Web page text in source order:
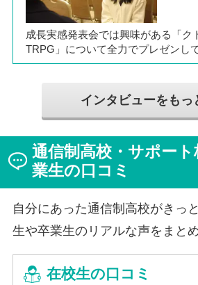
せる学校生活について語ってくれま
成長実感発表会では興味がある「ク
TRPG」について全力でプレゼンし
は、全日制高校での生活の中で体調
トやスクーリングをこなしながら、
ようになった2か月を振り返ってお
「通信制高校は家で一人で勉強する
ジを持っていた田中さんですが、キ
（先生）や仲間に囲まれる中で、
わったと言います。
インタビューをもっ
通信制高校・サポー
業生の口コミ
自分にあった通信制高校がきっ
生や卒業生のリアルな声をまとめ
在校生の口コミ